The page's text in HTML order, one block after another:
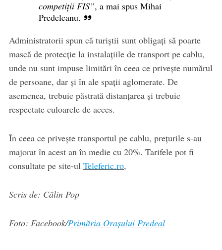
competiții FIS”, a mai spus Mihai
Predeleanu.
Administratorii spun că turiștii sunt obligați să poarte
mască de protecție la instalațiile de transport pe cablu,
unde nu sunt impuse limitări în ceea ce privește numărul
de persoane, dar și în ale spații aglomerate. De
asemenea, trebuie păstrată distanțarea și trebuie
respectate culoarele de acces.
În ceea ce privește transportul pe cablu, prețurile s-au
majorat în acest an în medie cu 20%. Tarifele pot fi
consultate pe site-ul Teleferic.ro,
Scris de: Călin Pop
Foto: Facebook/Primăria Orașului Predeal